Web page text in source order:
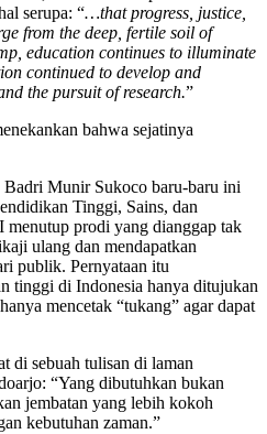
serupa: “…that progress, justice,
from the deep, fertile soil of
education continues to illuminate
continued to develop and
the pursuit of research.”
bahwa sejatinya
Munir Sukoco baru-baru ini
Tinggi, Sains, dan
prodi yang dianggap tak
ulang dan mendapatkan
publik. Pernyataan itu
tinggi di Indonesia hanya ditujukan
mencetak “tukang” agar dapat
di sebuah tulisan di laman
“Yang dibutuhkan bukan
jembatan yang lebih kokoh
kebutuhan zaman.”